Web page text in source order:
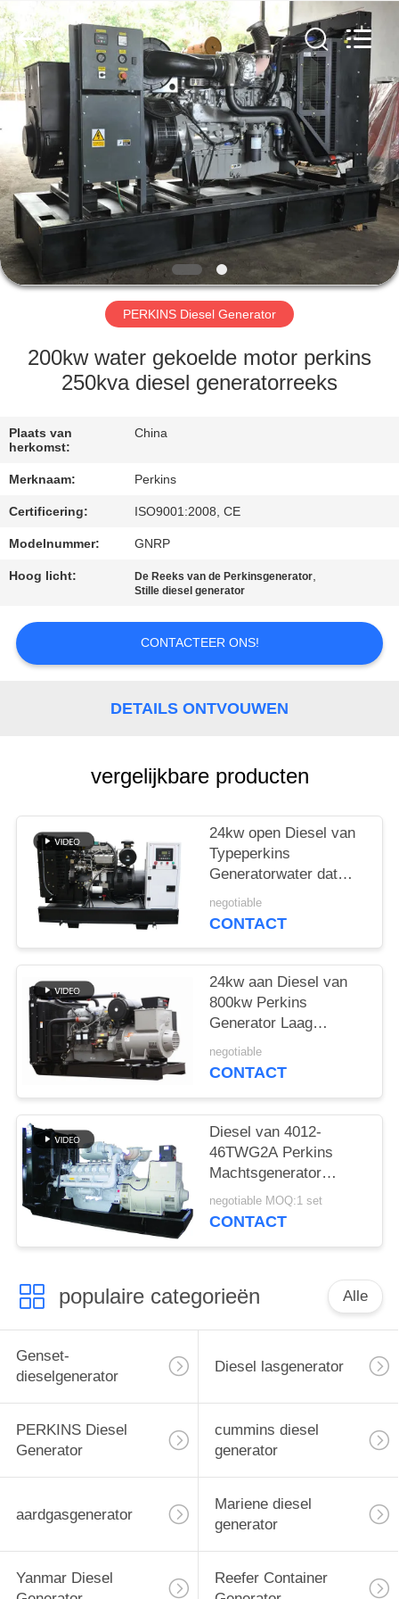
HUIS
PRODUCTEN
ONGEVEER
ONS
FABRIEKSREIS
KWALITEITSCONTROLE
ONS
VERZOEK
OM EEN
CITAAT
PRIVACY
Power
Equipment
Co.,
Ltd..
All
Rights
Reserved.
PERKINS Diesel Generator
200kw water gekoelde motor perkins
250kva diesel generatorreeks
Plaats van
herkomst:
China
Merknaam: Perkins
Certificering: ISO9001:2008, CE
Modelnummer: GNRP
Hoog licht: De Reeks van de Perkinsgenerator,
Stille diesel generator
CONTACTEER ONS!
DETAILS ONTVOUWEN
vergelijkbare producten
24kw open Diesel van
Typeperkins
Generatorwater dat
met Koelmiddel GLB
wordt gekoeld
negotiable
CONTACT
24kw aan Diesel van
800kw Perkins
Generator Laag
Brandstofverbruik en
Lawaai
negotiable
CONTACT
Diesel van 4012-
46TWG2A Perkins
Machtsgenerator
1000kw met Stamford-
Alternator
negotiable MOQ:1 set
CONTACT
populaire categorieën Alle
Genset-
dieselgenerator
Diesel lasgenerator
PERKINS Diesel
Generator
cummins diesel
generator
aardgasgenerator
Mariene diesel
generator
Yanmar Diesel
Reefer Container